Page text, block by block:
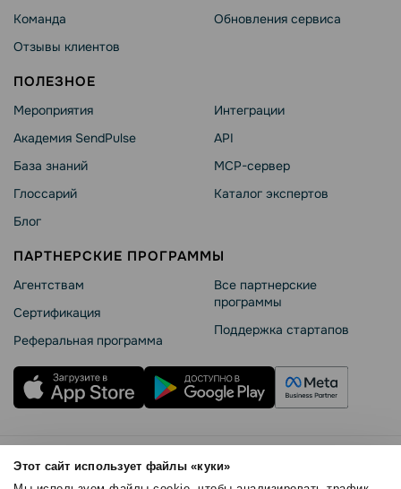
Этот сайт использует файлы «куки»
Команда
Отзывы клиентов
Обновления сервиса
ПОЛЕЗНОЕ
Мероприятия
Академия SendPulse
База знаний
Глоссарий
Блог
Интеграции
API
MCP-сервер
Каталог экспертов
ПАРТНЕРСКИЕ ПРОГРАММЫ
Агентствам
Сертификация
Реферальная программа
Все партнерские
программы
Поддержка стартапов
Правила использования
Безопасность SendPulse